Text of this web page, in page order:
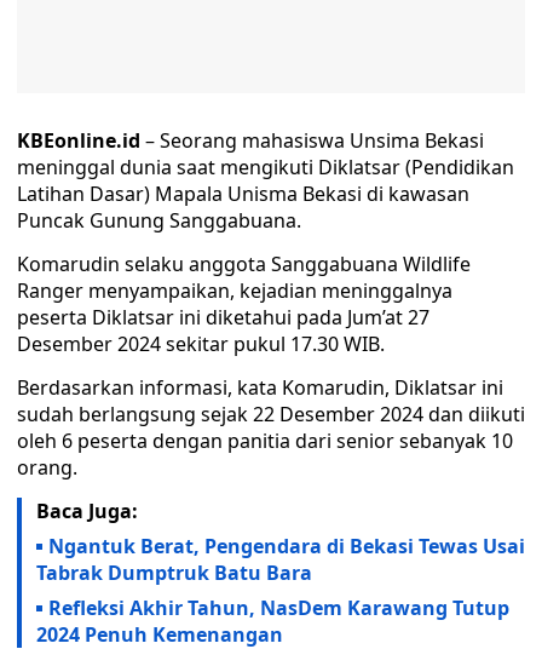
KBEonline.id – Seorang mahasiswa Unsima Bekasi
meninggal dunia saat mengikuti Diklatsar (Pendidikan
Latihan Dasar) Mapala Unisma Bekasi di kawasan
Puncak Gunung Sanggabuana.
Komarudin selaku anggota Sanggabuana Wildlife
Ranger menyampaikan, kejadian meninggalnya
peserta Diklatsar ini diketahui pada Jum’at 27
Desember 2024 sekitar pukul 17.30 WIB.
Berdasarkan informasi, kata Komarudin, Diklatsar ini
sudah berlangsung sejak 22 Desember 2024 dan diikuti
oleh 6 peserta dengan panitia dari senior sebanyak 10
orang.
Baca Juga:
Ngantuk Berat, Pengendara di Bekasi Tewas Usai
Tabrak Dumptruk Batu Bara
Refleksi Akhir Tahun, NasDem Karawang Tutup
2024 Penuh Kemenangan